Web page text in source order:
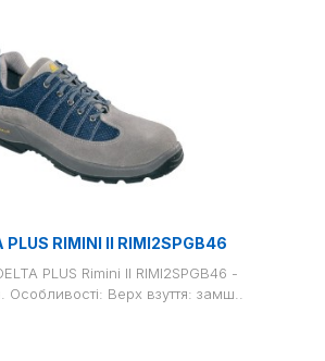
PLUS RIMINI II RIMI2SPGB46
PLUS Rimini II RIMI2SPGB46 -
Особливості: Верх взуття: замш..